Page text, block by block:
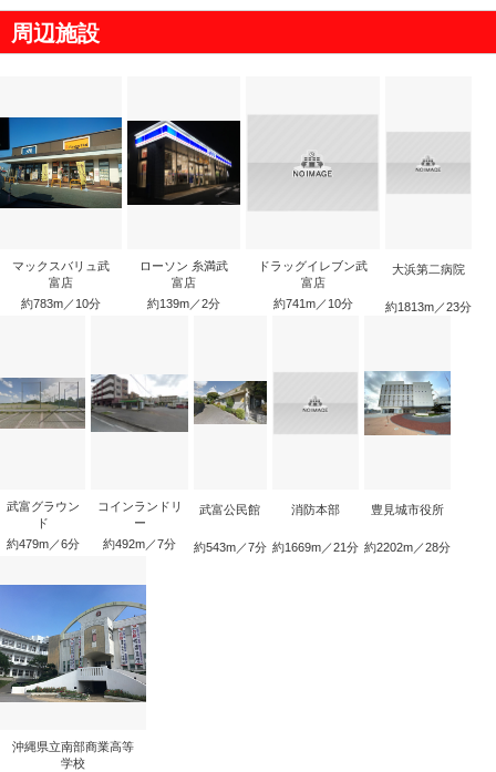
周辺施設
マックスバリュ武
富店
約783m／10分
ローソン 糸満武
富店
約139m／2分
ドラッグイレブン武
富店
約741m／10分
大浜第二病院
約1813m／23分
武富グラウン
ド
約479m／6分
コインランドリ
ー
約492m／7分
武富公民館
約543m／7分
消防本部
約1669m／21分
豊見城市役所
約2202m／28分
沖縄県立南部商業高等
学校